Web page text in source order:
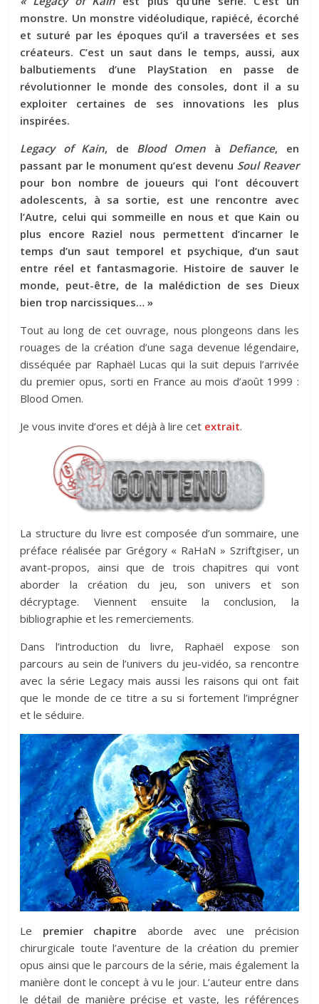
monstre. Un monstre vidéoludique, rapiécé, écorché
et suturé par les époques qu’il a traversées et ses
créateurs. C’est un saut dans le temps, aussi, aux
balbutiements d’une PlayStation en passe de
révolutionner le monde des consoles, dont il a su
exploiter certaines de ses innovations les plus
inspirées.
Legacy of Kain, de Blood Omen à Defiance, en
passant par le monument qu’est devenu Soul Reaver
pour bon nombre de joueurs qui l’ont découvert
adolescents, à sa sortie, est une rencontre avec
l’Autre, celui qui sommeille en nous et que Kain ou
plus encore Raziel nous permettent d’incarner le
temps d’un saut temporel et psychique, d’un saut
entre réel et fantasmagorie. Histoire de sauver le
monde, peut-être, de la malédiction de ses Dieux
bien trop narcissiques… »
Tout au long de cet ouvrage, nous plongeons dans les
rouages de la création d’une saga devenue légendaire,
disséquée par Raphaël Lucas qui la suit depuis l’arrivée
du premier opus, sorti en France au mois d’août 1999 :
Blood Omen.
Je vous invite d’ores et déjà à lire cet extrait.
La structure du livre est composée d’un sommaire, une
préface réalisée par Grégory « RaHaN » Szriftgiser, un
avant-propos, ainsi que de trois chapitres qui vont
aborder la création du jeu, son univers et son
décryptage. Viennent ensuite la conclusion, la
bibliographie et les remerciements.
Dans l’introduction du livre, Raphaël expose son
parcours au sein de l’univers du jeu-vidéo, sa rencontre
avec la série Legacy mais aussi les raisons qui ont fait
que le monde de ce titre a su si fortement l’imprégner
et le séduire.
Le premier chapitre aborde avec une précision
chirurgicale toute l’aventure de la création du premier
opus ainsi que le parcours de la série, mais également la
manière dont le concept à vu le jour. L’auteur entre dans
le détail de manière précise et vaste, les références